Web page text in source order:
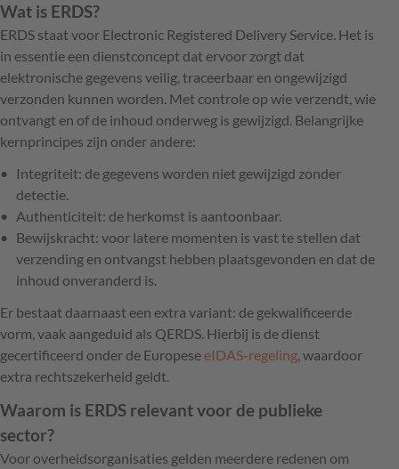
Wat is ERDS?
ERDS staat voor Electronic Registered Delivery Service. Het is
in essentie een dienstconcept dat ervoor zorgt dat
elektronische gegevens veilig, traceerbaar en ongewijzigd
verzonden kunnen worden. Met controle op wie verzendt, wie
ontvangt en of de inhoud onderweg is gewijzigd. Belangrijke
kernprincipes zijn onder andere:
Integriteit: de gegevens worden niet gewijzigd zonder
detectie.
Authenticiteit: de herkomst is aantoonbaar.
Bewijskracht: voor latere momenten is vast te stellen dat
verzending en ontvangst hebben plaatsgevonden en dat de
inhoud onveranderd is.
Er bestaat daarnaast een extra variant: de gekwalificeerde
vorm, vaak aangeduid als QERDS. Hierbij is de dienst
gecertificeerd onder de EuropeseeIDAS-regeling , waardoor
extra rechtszekerheid geldt.
Waarom is ERDS relevant voor de publieke
sector?
Voor overheidsorganisaties gelden meerdere redenen om